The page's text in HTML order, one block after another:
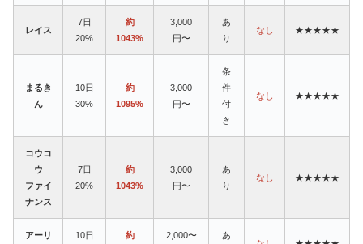
レイス
7日
20%
約
1043%
3,000
円〜
あ
り
なし ★★★★★
まるき
ん
10日
30%
約
1095%
3,000
円〜
条
件
付
き
なし ★★★★★
コウコ
ウ
ファイ
ナンス
7日
20%
約
1043%
3,000
円〜
あ
り
なし ★★★★★
アーリ
10日
約
2,000〜
あ